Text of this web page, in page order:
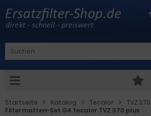
Startseite Katalog Tecalor
TVZ
Filtermatten-Set G4 tecalor TVZ 370 plus